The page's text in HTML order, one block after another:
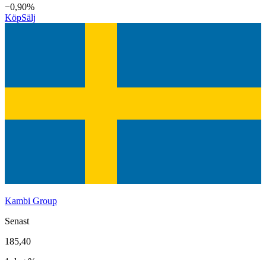
−0,90%
KöpSälj
Kambi Group
Senast
185,40